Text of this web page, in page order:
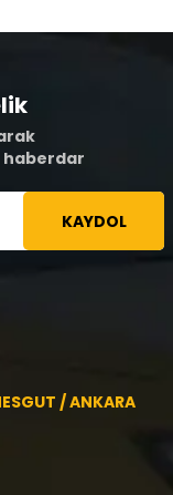
haberdar
KAYDOL
/ ANKARA